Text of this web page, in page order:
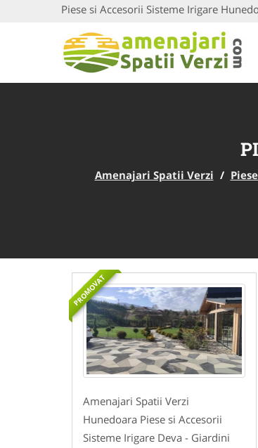
Piese si Accesorii Sisteme Irigare
Amenajari Spatii Verzi /
PROMOVAT
Amenajari Spatii Verzi
Hunedoara Piese si Accesorii
Sisteme Irigare Deva - Giardini